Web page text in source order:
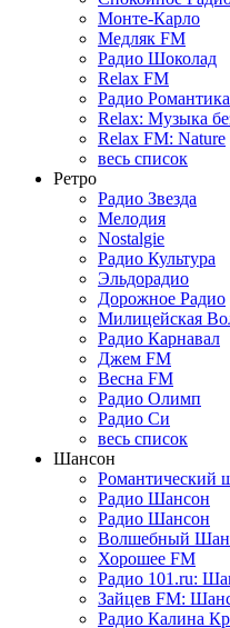
Монте-Карло
Медляк FM
Радио Шоколад
Relax FM
Радио Романтика
Relax: Музыка
Relax FM: Nature
весь список
Ретро
Радио Звезда
Мелодия
Nostalgie
Радио Культура
Эльдорадио
Дорожное Радио
Милицейская
Радио Карнавал
Джем FM
Весна FM
Радио Олимп
Радио Си
весь список
Шансон
Романтический
Радио Шансон
Радио Шансон
Волшебный
Хорошее FM
Радио 101.ru:
Зайцев FM:
Радио Калина